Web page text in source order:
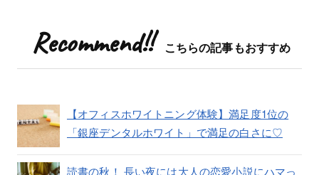
Recommend!! こちらの記事もおすすめ
【オフィスホワイトニング体験】満足度1位の
「銀座デンタルホワイト」で満足の白さに♡
読書の秋！ 長い夜には大人の恋愛小説にハマっ